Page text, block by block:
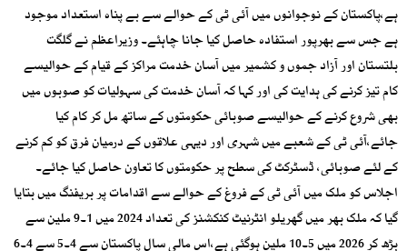
ہے،پاکستان کے نوجوانوں میں آئی ٹی کے حوالے سے بے پناہ استعداد موجود
ہے جس سے بھرپور استفادہ حاصل کیا جانا چاہئے۔ وزیراعظم نے گلگت
بلتستان اور آزاد جموں و کشمیر میں آسان خدمت مراکز کے قیام کے حوالیسے
کام تیز کرنے کی ہدایت کی اور کہا کہ آسان خدمت کی سہولیات کو صوبوں میں
بھی شروع کرنے کے حوالیسے صوبائی حکومتوں کے ساتھ مل کر کام کیا
جائے،آئی ٹی کے شعبے میں شہری اور دیہی علاقوں کے درمیان فرق کو کم کرنے
کے لئے صوبائی، ڈسٹرکٹ کی سطح پر حکومتوں کا تعاون حاصل کیا جائے۔
اجلاس کو ملک میں آئی ٹی کے فروغ کے حوالے سے اقدامات پر بریفنگ میں بتایا
گیا کہ ملک بھر میں گھریلو انٹرنیٹ کنکشنز کی تعداد 2024 میں 1۔9 ملین سے